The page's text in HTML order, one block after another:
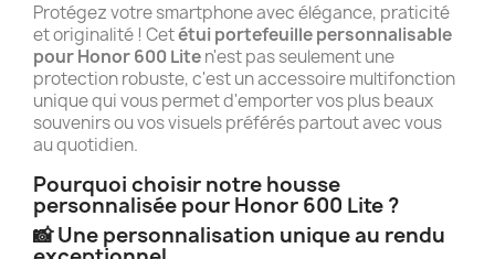
Protégez votre smartphone avec élégance, praticité
et originalité ! Cetétui portefeuille personnalisable
pour Honor 600 Liten'est pas seulement une
protection robuste, c'est un accessoire multifonction
unique qui vous permet d'emporter vos plus beaux
souvenirs ou vos visuels préférés partout avec vous
au quotidien.
Pourquoi choisir notre housse
personnalisée pour Honor 600 Lite ?
📸 Une personnalisation unique au rendu